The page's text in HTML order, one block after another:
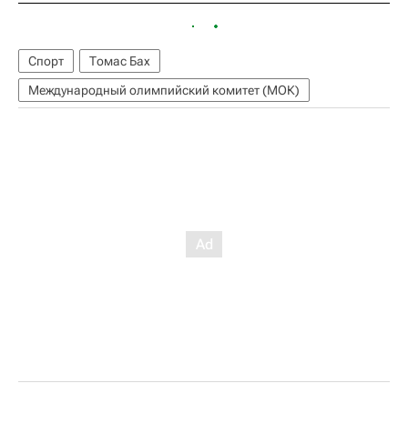
Спорт
Томас Бах
Международный олимпийский комитет (МОК)